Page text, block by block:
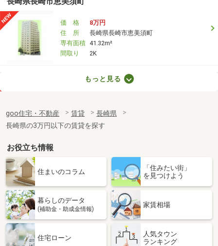
価 格
8万円
住 所
長崎県長崎市恵美須町
専有面積 41.32m²
間取り
2K
専有面積
61.47m²
間取り
2LDK
長崎県大村市富の原２
価 格
4.30万円
長崎県大村市富の原２
専有面積 23.61m²
間取り
長崎県大村市宮小路３
もっと見る
goo住宅・不動産 賃貸
長崎県
長崎県の3万円以下の賃貸を探す
お役立ち情報
住まいのコラム
「住みたい街」
を見つけよう
暮らしのデータ
(補助金・助成金情報)
家賃相場
住宅ローン
人気タウン
ランキング